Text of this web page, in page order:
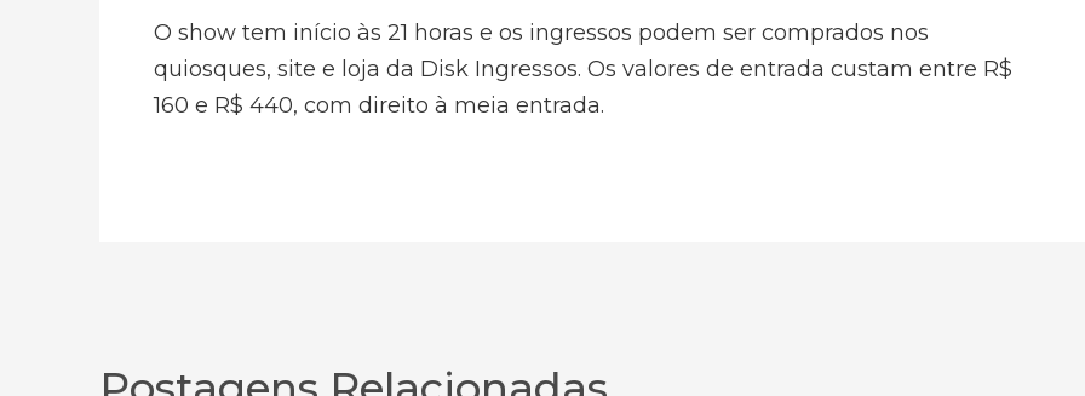
O show tem início às 21 horas e os ingressos podem ser comprados nos
quiosques, site e loja da Disk Ingressos. Os valores de entrada custam entre R$
160 e R$ 440, com direito à meia entrada.